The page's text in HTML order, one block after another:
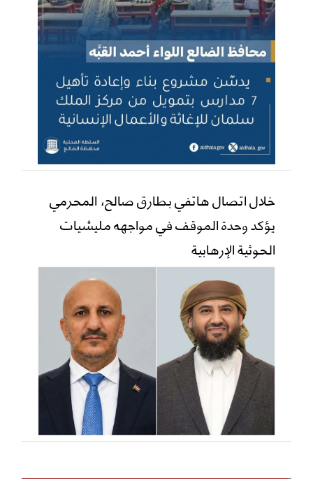
خلال اتصال هاتفي بطارق صالح، المحرمي
يؤكد وحدة الموقف في مواجهه مليشيات
الحوثية الإرهابية